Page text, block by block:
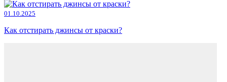
01.10.2025
Как отстирать джинсы от краски?